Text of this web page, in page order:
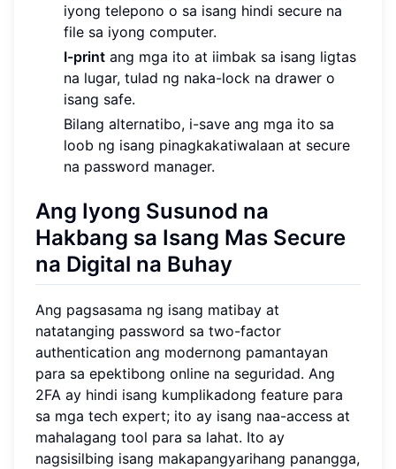
iyong telepono o sa isang hindi secure na
file sa iyong computer.
I-print ang mga ito at iimbak sa isang ligtas
na lugar, tulad ng naka-lock na drawer o
isang safe.
Bilang alternatibo, i-save ang mga ito sa
loob ng isang pinagkakatiwalaan at secure
na password manager.
Ang Iyong Susunod na
Hakbang sa Isang Mas Secure
na Digital na Buhay
Ang pagsasama ng isang matibay at
natatanging password sa two-factor
authentication ang modernong pamantayan
para sa epektibong online na seguridad. Ang
2FA ay hindi isang kumplikadong feature para
sa mga tech expert; ito ay isang naa-access at
mahalagang tool para sa lahat. Ito ay
nagsisilbing isang makapangyarihang panangga,